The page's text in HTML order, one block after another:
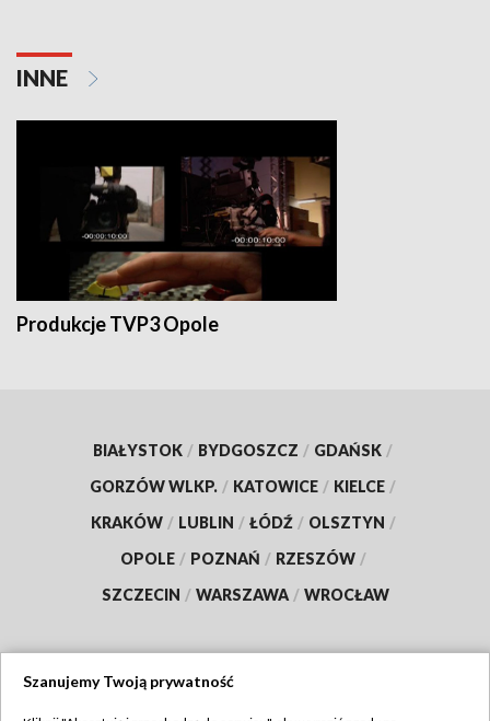
INNE
Produkcje TVP3 Opole
BIAŁYSTOK / BYDGOSZCZ / GDAŃSK /
GORZÓW WLKP. / KATOWICE / KIELCE /
KRAKÓW / LUBLIN / ŁÓDŹ / OLSZTYN /
OPOLE / POZNAŃ / RZESZÓW /
SZCZECIN / WARSZAWA / WROCŁAW
Szanujemy Twoją prywatność